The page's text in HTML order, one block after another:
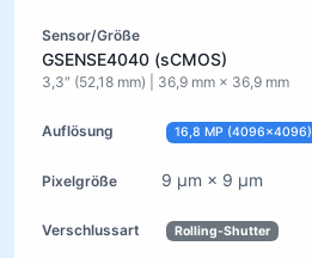
GSENSE4040 (sCMOS)
3,3″ (52,18 mm) | 36,9 mm × 36,9 mm
16,8 MP (4096×4096)
9 µm × 9 µm
Rolling-Shutter